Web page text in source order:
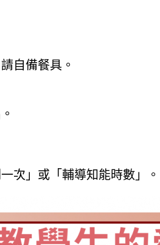
自備餐具。
次」或「輔導知能時數」。